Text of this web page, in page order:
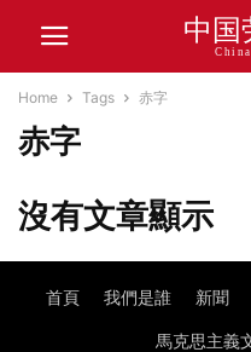
中国
Home Tags 赤字
赤字
沒有文章顯示
首頁 我們是誰 新聞
馬克思主義